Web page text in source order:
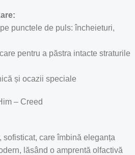
punctele de puls: încheieturi,
pentru a păstra intacte straturile
și ocazii speciale
– Creed
sofisticat, care îmbină eleganța
lăsând o amprentă olfactivă